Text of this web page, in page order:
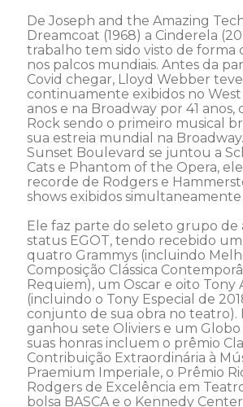
De Joseph and the Amazing
Dreamcoat (1968) a Cinderela
trabalho tem sido visto de forma
nos palcos mundiais. Antes da
Covid chegar, Lloyd Webber
continuamente exibidos no
anos e na Broadway por 41 anos,
Rock sendo o primeiro musical
sua estreia mundial na
Sunset Boulevard se juntou a
Cats e Phantom of the Opera,
recorde de Rodgers e
shows exibidos
Ele faz parte do seleto grupo de
status EGOT, tendo recebido
quatro Grammys (incluindo
Composição Clássica
Requiem), um Oscar e oito Tony
(incluindo o Tony Especial de
conjunto de sua obra no teatro).
ganhou sete Oliviers e um
suas honras incluem o prêmio
Contribuição Extraordinária à
Praemium Imperiale, o Prêmio
Rodgers de Excelência em
bolsa BASCA e o Kennedy